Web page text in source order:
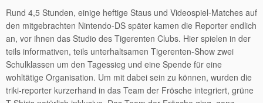
Rund 4,5 Stunden, einige heftige Staus und Videospiel-Matches auf
den mitgebrachten Nintendo-DS später kamen die Reporter endlich
an, vor ihnen das Studio des Tigerenten Clubs. Hier spielen in der
teils informativen, teils unterhaltsamen Tigerenten-Show zwei
Schulklassen um den Tagessieg und eine Spende für eine
wohltätige Organisation. Um mit dabei sein zu können, wurden die
triki-reporter kurzerhand in das Team der Frösche integriert, grüne